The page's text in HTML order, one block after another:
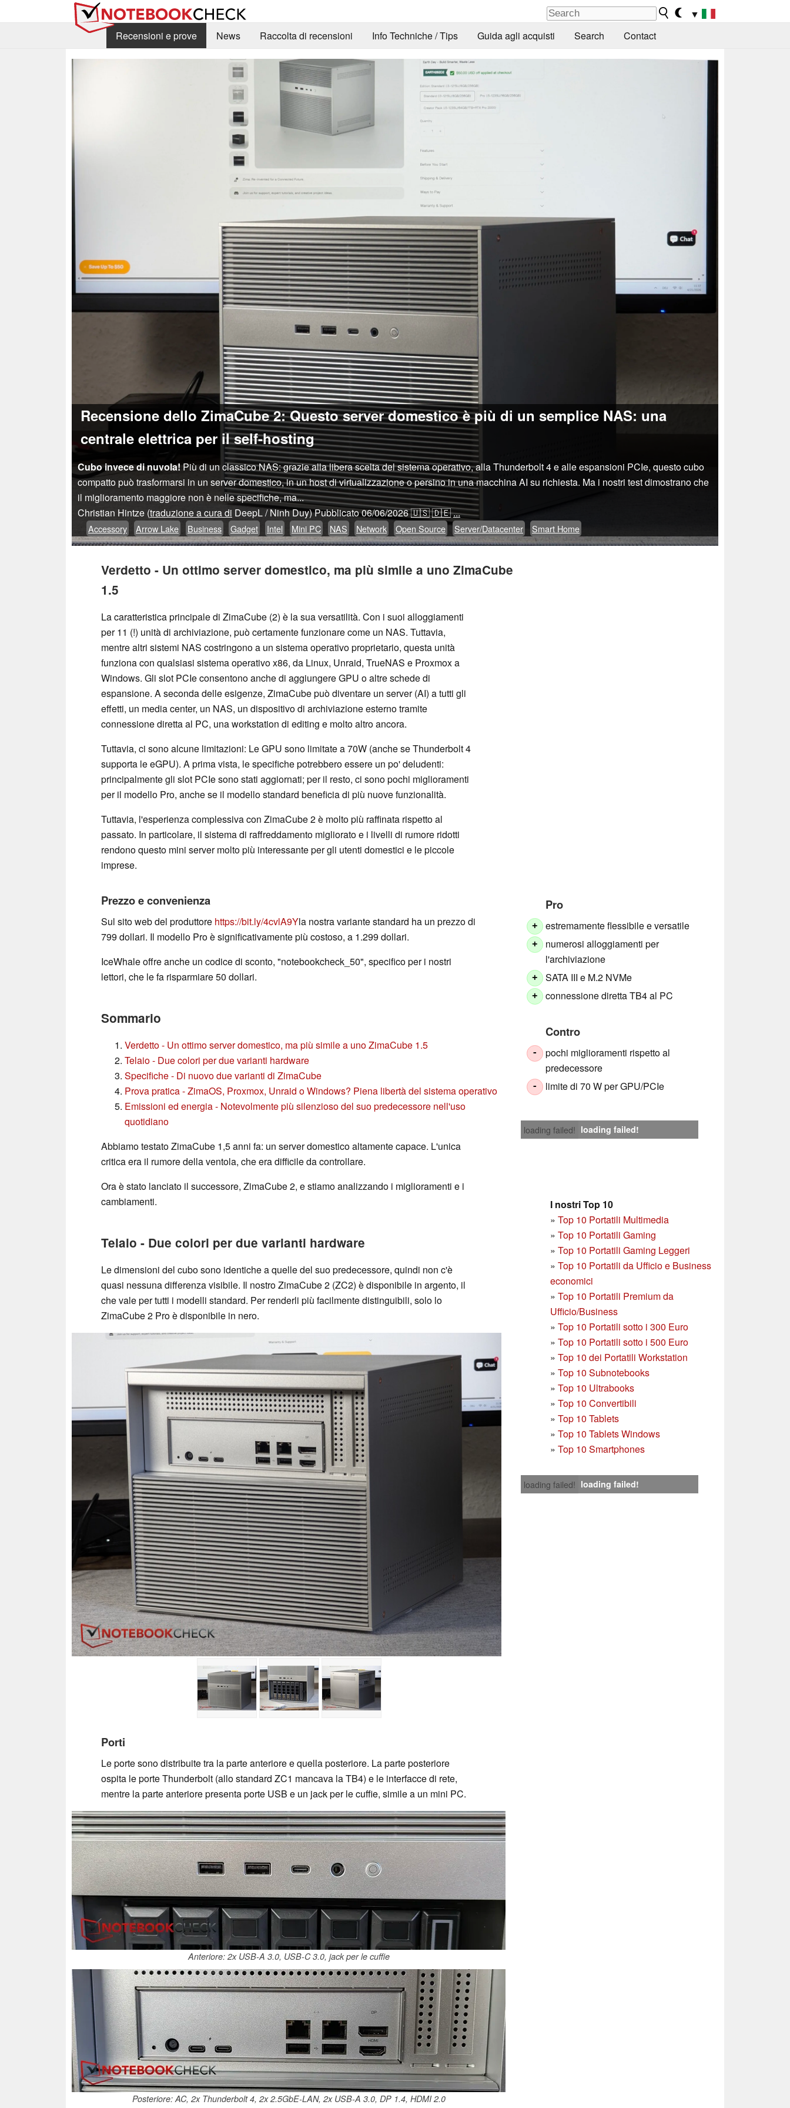
▼
Recensioni e prove
News Raccolta di recensioni Info Techniche / Tips Guida agli acquisti Search Contact
Recensione dello ZimaCube 2: Questo server domestico è più di un semplice NAS: una
centrale elettrica per il self-hosting
Cubo invece di nuvola!Più di un classico NAS: grazie alla libera scelta del sistema operativo, alla Thunderbolt 4 e alle espansioni PCIe, questo cubo
compatto può trasformarsi in un server domestico, in un host di virtualizzazione o persino in una macchina AI su richiesta. Ma i nostri test dimostrano che
il miglioramento maggiore non è nelle specifiche, ma...
Christian Hintze (traduzione a cura di DeepL / Ninh Duy)Pubblicato06/06/2026🇺🇸🇩🇪...
Accessory Arrow Lake Business Gadget Intel Mini PC NAS Network Open Source Server/Datacenter Smart Home
Verdetto - Un ottimo server domestico, ma più simile a uno ZimaCube
1.5
La caratteristica principale di ZimaCube (2) è la sua versatilità. Con i suoi alloggiamenti
per 11 (!) unità di archiviazione, può certamente funzionare come un NAS. Tuttavia,
mentre altri sistemi NAS costringono a un sistema operativo proprietario, questa unità
funziona con qualsiasi sistema operativo x86, da Linux, Unraid, TrueNAS e Proxmox a
Windows. Gli slot PCIe consentono anche di aggiungere GPU o altre schede di
espansione. A seconda delle esigenze, ZimaCube può diventare un server (AI) a tutti gli
effetti, un media center, un NAS, un dispositivo di archiviazione esterno tramite
connessione diretta al PC, una workstation di editing e molto altro ancora.
Tuttavia, ci sono alcune limitazioni: Le GPU sono limitate a 70W (anche se Thunderbolt 4
supporta le eGPU). A prima vista, le specifiche potrebbero essere un po' deludenti:
principalmente gli slot PCIe sono stati aggiornati; per il resto, ci sono pochi miglioramenti
per il modello Pro, anche se il modello standard beneficia di più nuove funzionalità.
Tuttavia, l'esperienza complessiva con ZimaCube 2 è molto più raffinata rispetto al
passato. In particolare, il sistema di raffreddamento migliorato e i livelli di rumore ridotti
rendono questo mini server molto più interessante per gli utenti domestici e le piccole
imprese.
Pro
+ estremamente flessibile e versatile
+
numerosi alloggiamenti per
l'archiviazione
+ SATA III e M.2 NVMe
+ connessione diretta TB4 al PC
Contro
-
pochi miglioramenti rispetto al
predecessore
- limite di 70 W per GPU/PCIe
loading failed! loading failed!
Prezzo e convenienza
Sul sito web del produttore https://bit.ly/4cvlA9Yla nostra variante standard ha un prezzo di
799 dollari. Il modello Pro è significativamente più costoso, a 1.299 dollari.
IceWhale offre anche un codice di sconto, "notebookcheck_50", specifico per i nostri
lettori, che le fa risparmiare 50 dollari.
I nostri Top 10
» Top 10 Portatili Multimedia
» Top 10 Portatili Gaming
» Top 10 Portatili Gaming Leggeri
» Top 10 Portatili da Ufficio e Business
economici
» Top 10 Portatili Premium da
Ufficio/Business
» Top 10 Portatili sotto i 300 Euro
» Top 10 Portatili sotto i 500 Euro
» Top 10 dei Portatili Workstation
» Top 10 Subnotebooks
» Top 10 Ultrabooks
» Top 10 Convertibili
» Top 10 Tablets
» Top 10 Tablets Windows
» Top 10 Smartphones
Sommario
Verdetto - Un ottimo server domestico, ma più simile a uno ZimaCube 1.5
Telaio - Due colori per due varianti hardware
Specifiche - Di nuovo due varianti di ZimaCube
Prova pratica - ZimaOS, Proxmox, Unraid o Windows? Piena libertà del sistema operativo
Emissioni ed energia - Notevolmente più silenzioso del suo predecessore nell'uso
quotidiano
loading failed! loading failed!
Abbiamo testato ZimaCube 1,5 anni fa: un server domestico altamente capace. L'unica
critica era il rumore della ventola, che era difficile da controllare.
Ora è stato lanciato il successore, ZimaCube 2, e stiamo analizzando i miglioramenti e i
cambiamenti.
Telaio - Due colori per due varianti hardware
Le dimensioni del cubo sono identiche a quelle del suo predecessore, quindi non c'è
quasi nessuna differenza visibile. Il nostro ZimaCube 2 (ZC2) è disponibile in argento, il
che vale per tutti i modelli standard. Per renderli più facilmente distinguibili, solo lo
ZimaCube 2 Pro è disponibile in nero.
Porti
Le porte sono distribuite tra la parte anteriore e quella posteriore. La parte posteriore
ospita le porte Thunderbolt (allo standard ZC1 mancava la TB4) e le interfacce di rete,
mentre la parte anteriore presenta porte USB e un jack per le cuffie, simile a un mini PC.
Anteriore: 2x USB-A 3.0, USB-C 3.0, jack per le cuffie
Posteriore: AC, 2x Thunderbolt 4, 2x 2.5GbE-LAN, 2x USB-A 3.0, DP 1.4, HDMI 2.0